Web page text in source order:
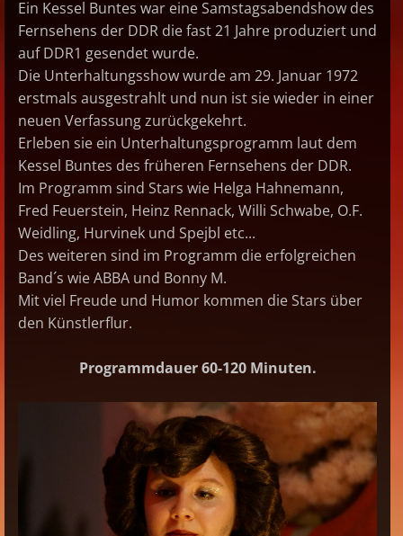
Ein Kessel Buntes war eine Samstagsabendshow des
Fernsehens der DDR die fast 21 Jahre produziert und
auf DDR1 gesendet wurde.
Die Unterhaltungsshow wurde am 29. Januar 1972
erstmals ausgestrahlt und nun ist sie wieder in einer
neuen Verfassung zurückgekehrt.
Erleben sie ein Unterhaltungsprogramm laut dem
Kessel Buntes des früheren Fernsehens der DDR.
Im Programm sind Stars wie Helga Hahnemann,
Fred Feuerstein, Heinz Rennack, Willi Schwabe, O.F.
Weidling, Hurvinek und Spejbl etc...
Des weiteren sind im Programm die erfolgreichen
Band´s wie ABBA und Bonny M.
Mit viel Freude und Humor kommen die Stars über
den Künstlerflur.
Programmdauer 60-120 Minuten.